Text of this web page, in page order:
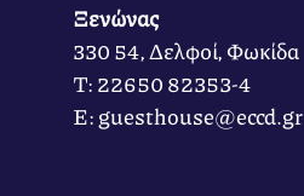
Ξενώνας
330 54, Δελφοί, Φωκίδα
Τ: 22650 82353-4
Ε: guesthouse@eccd.gr